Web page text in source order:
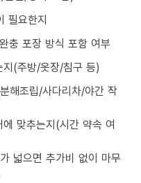
필요한지
충 포장 방식 포함 여부
(주방/옷장/침구 등)
해조립/사다리차/야간 작
맞추는지(시간 약속 여
넓으면 추가비 없이 마무